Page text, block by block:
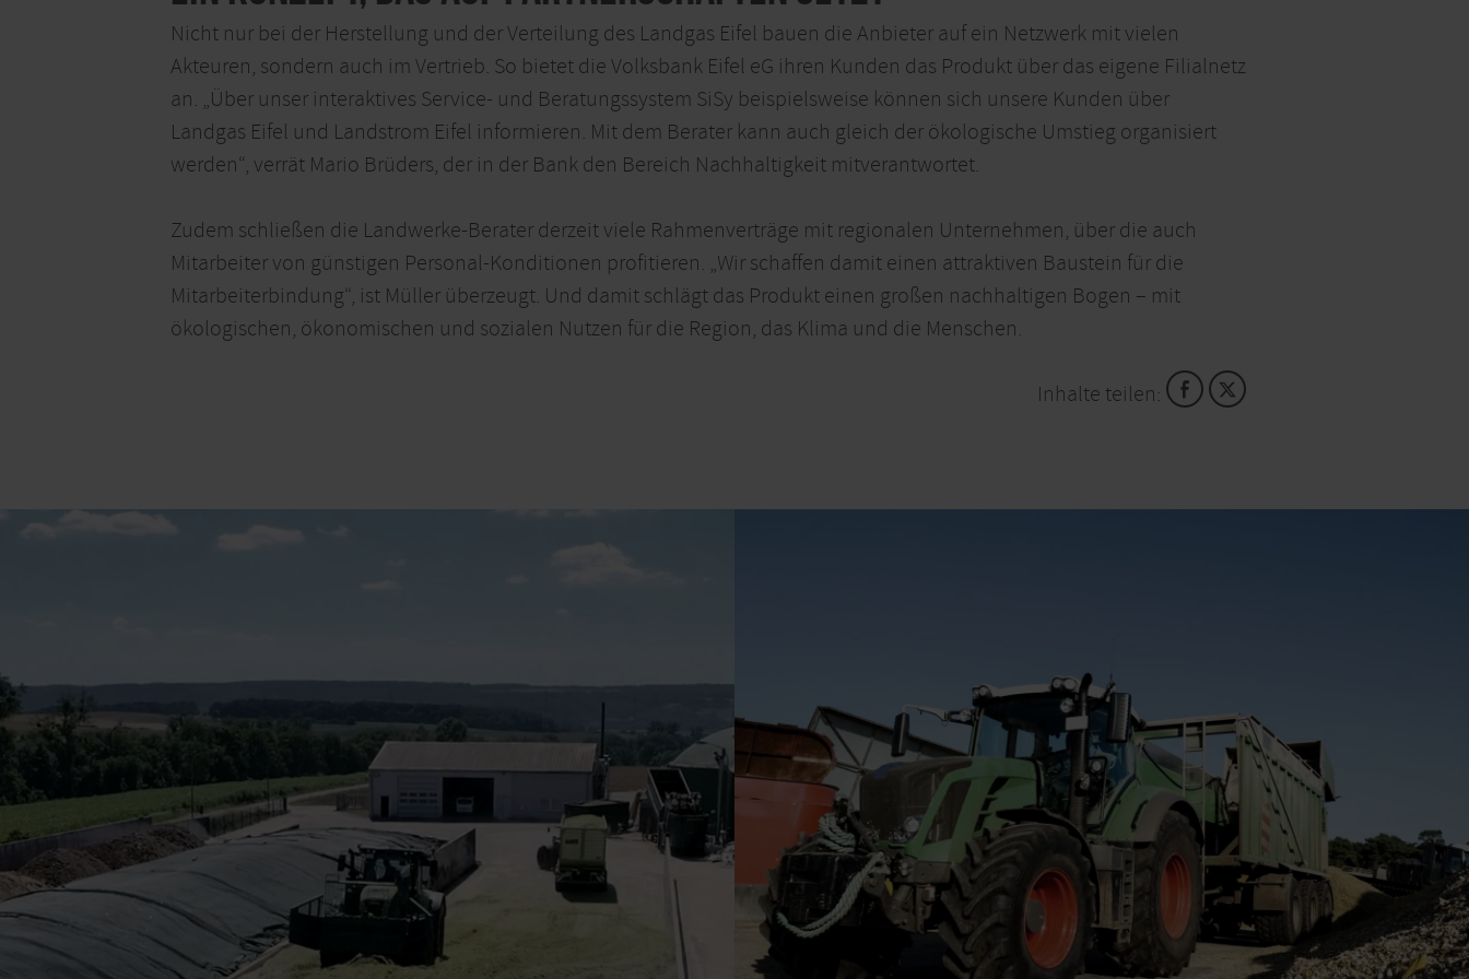
Nicht nur bei der Herstellung und der Verteilung des Landgas Eifel bauen die Anbieter auf ein Netzwerk mit vielen
Akteuren, sondern auch im Vertrieb. So bietet die Volksbank Eifel eG ihren Kunden das Produkt über das eigene Filialnetz
an. „Über unser interaktives Service- und Beratungssystem SiSy beispielsweise können sich unsere Kunden über
Landgas Eifel und Landstrom Eifel informieren. Mit dem Berater kann auch gleich der ökologische Umstieg organisiert
werden“, verrät Mario Brüders, der in der Bank den Bereich Nachhaltigkeit mitverantwortet.
Zudem schließen die Landwerke-Berater derzeit viele Rahmenverträge mit regionalen Unternehmen, über die auch
Mitarbeiter von günstigen Personal-Konditionen profitieren. „Wir schaffen damit einen attraktiven Baustein für die
Mitarbeiterbindung“, ist Müller überzeugt. Und damit schlägt das Produkt einen großen nachhaltigen Bogen – mit
ökologischen, ökonomischen und sozialen Nutzen für die Region, das Klima und die Menschen.
Inhalte teilen: